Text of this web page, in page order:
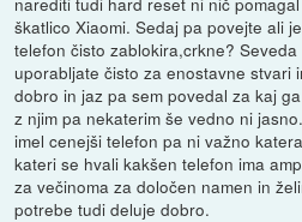
škatlico Xiaomi. Sedaj pa povejte ali
telefon čisto zablokira,crkne?
uporabljate čisto za enostavne stvari
dobro in jaz pa sem povedal za kaj
z njim pa nekaterim še vedno ni
imel cenejši telefon pa ni važno
kateri se hvali kakšen telefon ima
za večinoma za določen namen in
potrebe tudi deluje dobro.